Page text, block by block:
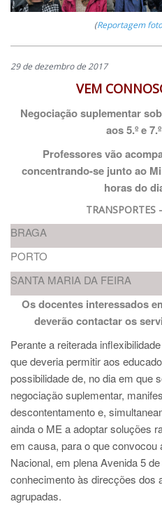
(Reportagem
29 de dezembro de 2017
VEM
Negociação suplementar
aos 5.º e
Professores vão
concentrando-se junto ao
horas do
TRANSPORTES
BRAGA
PORTO
SANTA MARIA DA FEIRA
Os docentes interessados
deverão contactar os
Perante a reiterada
que deveria permitir aos
possibilidade de, no dia em que
negociação suplementar,
descontentamento e,
ainda o ME a adoptar soluções
em causa, para o que convocou
Nacional, em plena Avenida 5
conhecimento às direcções dos
agrupadas.